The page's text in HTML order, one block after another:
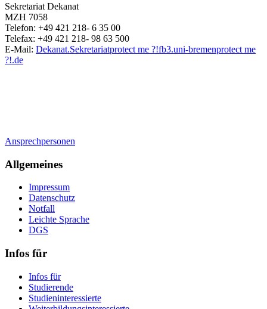
Sekretariat Dekanat
MZH 7058
Telefon: +49 421 218- 6 35 00
Telefax: +49 421 218- 98 63 500
E-Mail: Dekanat.Sekretariatprotect me ?!fb3.uni-bremenprotect me
?!.de
Ansprechpersonen
Allgemeines
Impressum
Datenschutz
Notfall
Leichte Sprache
DGS
Infos für
Infos für
Studierende
Studieninteressierte